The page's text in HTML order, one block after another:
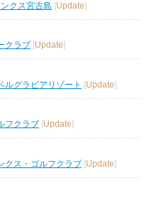
クス宮古島 [Update]
クラブ
Update
ルグラビアリゾート
[Update]
フクラブ [Update]
クス・ゴルフクラブ [Update]